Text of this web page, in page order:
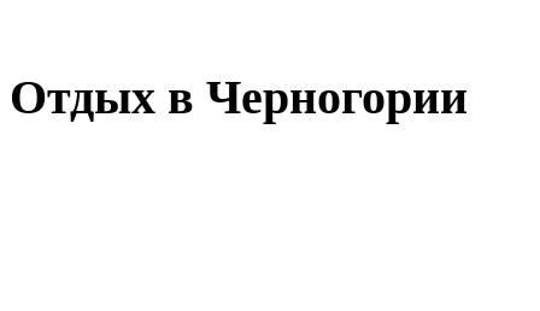
Отдых в Черногории